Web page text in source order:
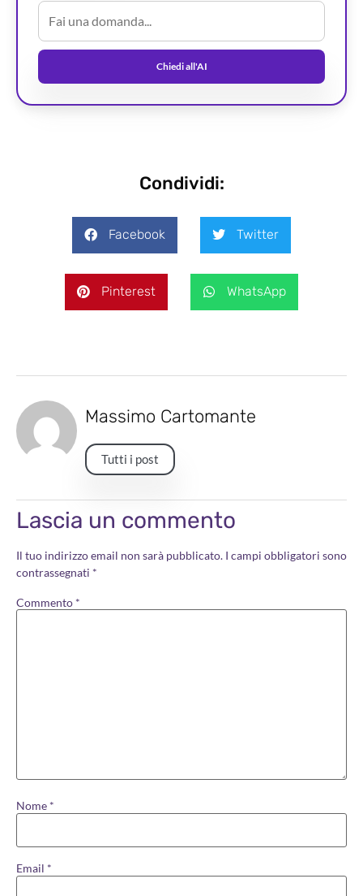
Chiedi all'AI
Condividi:
Facebook Twitter
Pinterest WhatsApp
Massimo Cartomante
Tutti i post
Lascia un commento
Il tuo indirizzo email non sarà pubblicato. I campi obbligatori sono
contrassegnati *
Commento *
Nome *
Email *